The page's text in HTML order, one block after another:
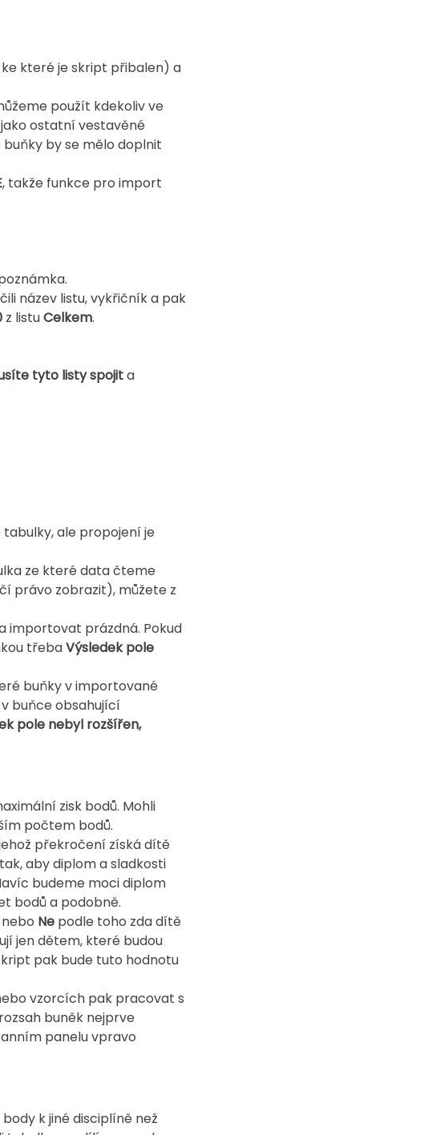
které je skript přibalen) a
použít kdekoliv ve
ostatní vestavěné
buňky by se mělo doplnit
, takže funkce pro import
název listu, vykřičník a pak
z listu Celkem.
tyto listy spojit a
ale propojení je
ze které data čteme
právo zobrazit), můžete z
importovat prázdná. Pokud
třeba Výsledek pole
buňky v importované
buňce obsahující
pole nebyl rozšířen,
zisk bodů. Mohli
počtem bodů.
překročení získá dítě
aby diplom a sladkosti
budeme moci diplom
bodů a podobně.
nebo Ne podle toho zda dítě
jen dětem, které budou
pak bude tuto hodnotu
vzorcích pak pracovat s
buněk nejprve
panelu vpravo
k jiné disciplíně než